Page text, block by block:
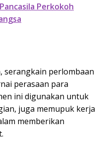
Perkokoh
serangkain perlombaan
perasaan para
ini digunakan untuk
juga memupuk kerja
memberikan